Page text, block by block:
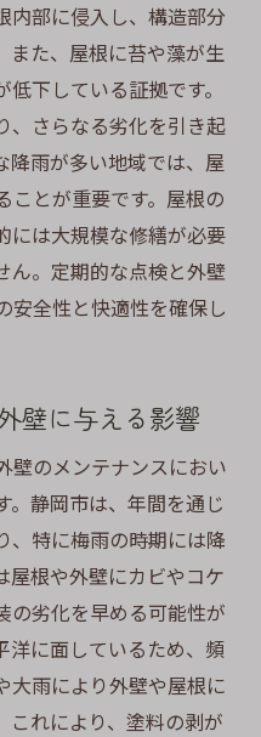
塗料の選定基準
塗料の選び方
選び方とその効果
ンテナンスのポイン
た屋根素材の選び方
めのメンテナンス術
と屋根劣化ポイント
のチェックポイント
めの塗装テクニック
る外壁塗装の役割
ナンスのバランス
ぶ劣化対策
岡市での屋根劣化サ
化する秘訣
内部に侵入し、構造部分
また、屋根に苔や藻が生
下している証拠です。
、さらなる劣化を引き起
降雨が多い地域では、屋
ことが重要です。屋根の
には大規模な修繕が必要
ん。定期的な点検と外壁
安全性と快適性を確保し
壁に与える影響
壁のメンテナンスにおい
。静岡市は、年間を通じ
、特に梅雨の時期には降
屋根や外壁にカビやコケ
の劣化を早める可能性が
洋に面しているため、頻
大雨により外壁や屋根に
これにより、塗料の剥が